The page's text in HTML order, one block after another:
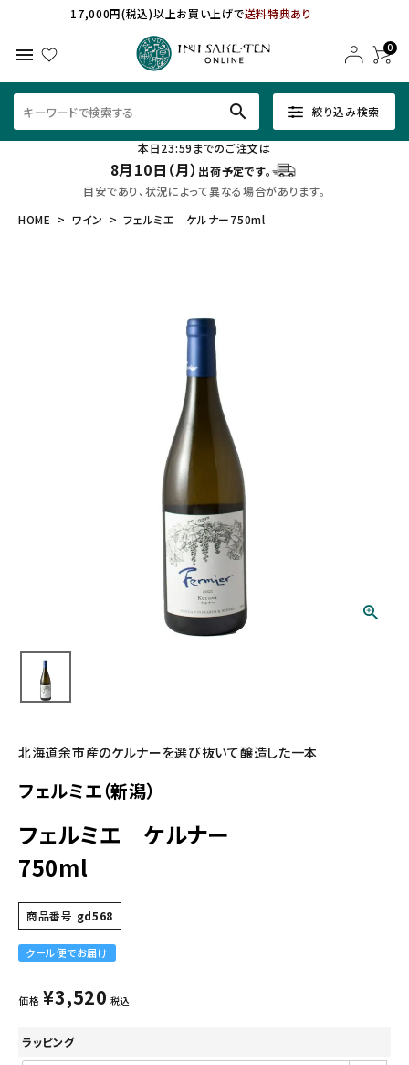
17,000円(税込)以上お買い上げで送料特典あり
menu 0
絞り込み検索
search
本日23:59までのご注文は
8月10日（月） 出荷予定です。
目安であり、状況によって異なる場合があります。
HOME
ワイン フェルミエ ケルナー750ml
北海道余市産のケルナーを選び抜いて醸造した一本
フェルミエ（新潟）
フェルミエ ケルナー
750ml
商品番号 gd568
クール便でお届け
価格 ¥3,520 税込
ラッピング